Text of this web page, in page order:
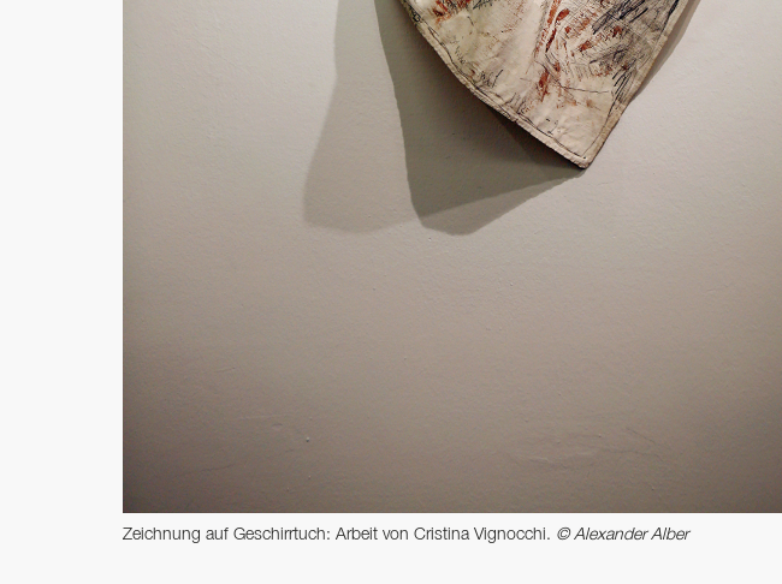
Zeichnung auf Geschirrtuch: Arbeit von Cristina Vignocchi. © Alexander Alber